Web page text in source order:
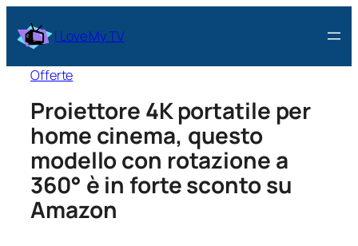
I Love My TV
Offerte
Proiettore 4K portatile per
home cinema, questo
modello con rotazione a
360° è in forte sconto su
Amazon